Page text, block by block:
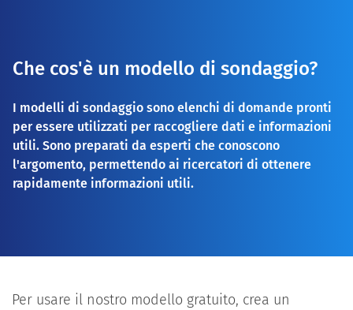
Che cos'è un modello di sondaggio?
I modelli di sondaggio sono elenchi di domande pronti
per essere utilizzati per raccogliere dati e informazioni
utili. Sono preparati da esperti che conoscono
l'argomento, permettendo ai ricercatori di ottenere
rapidamente informazioni utili.
Per usare il nostro modello gratuito, crea un